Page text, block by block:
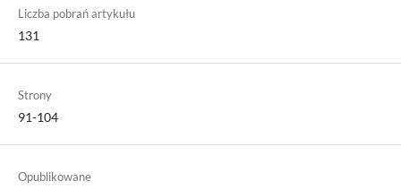
Liczba pobrań artykułu
131
Strony
91-104
Opublikowane